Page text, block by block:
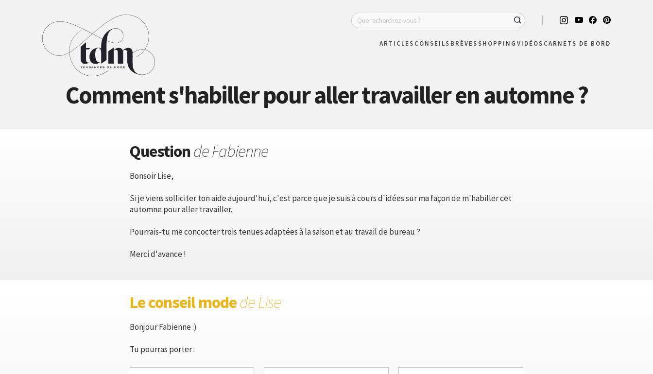
ARTICLES CONSEILS BRÈVESSHOPPING VIDÉOS CARNETS DE BORD
Comment s'habiller pour aller travailler en automne ?
Questionde Fabienne
Bonsoir Lise,
Si je viens solliciter ton aide aujourd'hui, c'est parce que je suis à cours d'idées sur ma façon de m'habiller cet
automne pour aller travailler.
Pourrais-tu me concocter trois tenues adaptées à la saison et au travail de bureau ?
Merci d'avance !
Le conseil modede Lise
Bonjour Fabienne :)
Tu pourras porter :